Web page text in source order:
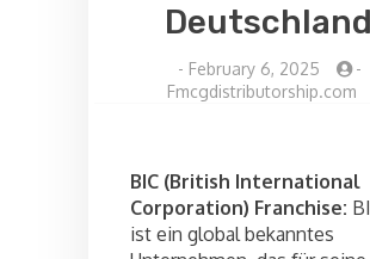
Deutschland
- February 6, 2025
-
Fmcgdistributorship.com
BIC (British International
Corporation) Franchise:
ist ein global bekanntes